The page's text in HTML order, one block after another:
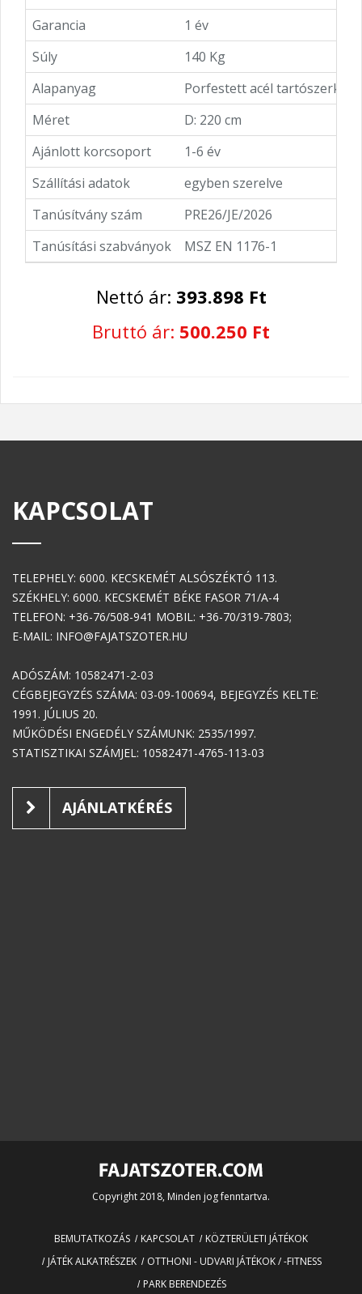
Garancia
1 év
Súly
140 Kg
Alapanyag
Porfestett acél
Méret
D: 220 cm
Ajánlott korcsoport
1-6 év
Szállítási adatok
egyben szerelve
Tanúsítvány szám
PRE26/JE/2026
Tanúsítási szabványok
MSZ EN 1176-1
Nettó ár: 393.898 Ft
Bruttó ár: 500.250 Ft
KAPCSOLAT
TELEPHELY: 6000. KECSKEMÉT ALSÓSZÉKTÓ 113.
SZÉKHELY: 6000. KECSKEMÉT BÉKE FASOR 71/A-4
TELEFON: +36-76/508-941 MOBIL: +36-70/319-7803;
E-MAIL: INFO@FAJATSZOTER.HU
ADÓSZÁM: 10582471-2-03
CÉGBEJEGYZÉS SZÁMA: 03-09-100694, BEJEGYZÉS KELTE:
1991. JÚLIUS 20.
MŰKÖDÉSI ENGEDÉLY SZÁMUNK: 2535/1997.
STATISZTIKAI SZÁMJEL: 10582471-4765-113-03
AJÁNLATKÉRÉS
Copyright 2018, Minden jog fenntartva.
BEMUTATKOZÁS KAPCSOLAT
KÖZTERÜLETI JÁTÉKOK
JÁTÉK ALKATRÉSZEK
OTTHONI - UDVARI JÁTÉKOK / -FITNESS
PARK BERENDEZÉS